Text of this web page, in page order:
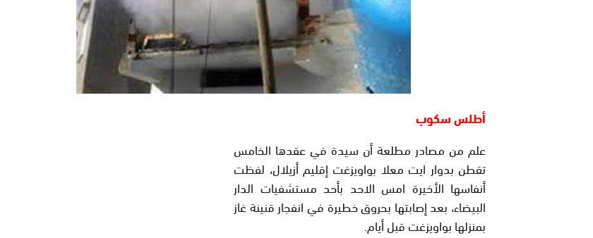
أطلس سكوب
علم من مصادر مطلعة أن سيدة في عقدها الخامس
تقطن بدوار ايت معلا بواويزغت إقليم أزيلال، لفظت
أنفاسها الأخيرة امس الاحد بأحد مستشفيات الدار
البيضاء، بعد إصابتها بحروق خطيرة في انفجار قنينة غاز
بمنزلها بواويزغت قبل أيام.